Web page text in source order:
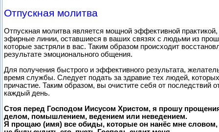
Отпускная молитва
Отпускная молитва является мощной эффективной
эфирные линии, оставшиеся в ваших связях с людьми из
которые застряли в вас. Таким образом происходит
результате эмоционального общения.
Для получения быстрого и эффективного результата,
время службы. Следует подать за здравие тех людей,
причастие. Таким образом, вы очистите себя от последствий
каждый день.
Стоя перед Господом Иисусом Христом, я прошу
делом, помышлением, ведением или неведением.
Я прощаю (имя) все обиды, которые он нанёс мне